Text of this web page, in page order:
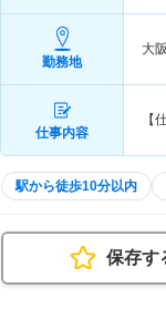
勤務地
大
仕事内容
【
駅から徒歩10分以内
保存す